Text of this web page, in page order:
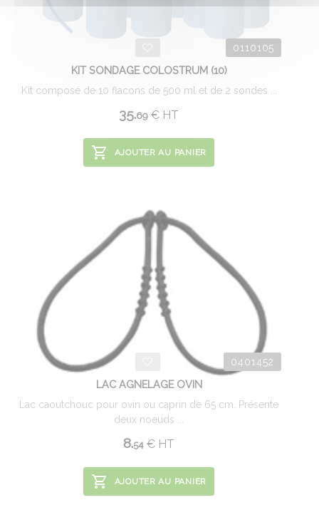
0110105
KIT SONDAGE COLOSTRUM (10)
Kit composé de 10 flacons de 500 ml et de 2 sondes ...
35.69 € HT
AJOUTER AU PANIER
0401452
LAC AGNELAGE OVIN
Lac caoutchouc pour ovin ou caprin de 65 cm. Présente
deux noeuds ...
8.54 € HT
AJOUTER AU PANIER